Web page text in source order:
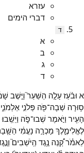
עזרא
דברי הימים
ד
א
ב
ג
ד
א וּבֹ֨עַזעָלָ֣ה הַשַּׁעַר֮ וַיֵּ֣שֶׁב
ס֥וּרָה שְׁבָה־פֹּ֖ה פְּלֹנִ֣י אַלְמֹנִ֑י
הָעִ֖יר וַיֹּ֣אמֶר שְׁבוּ־פֹ֑ה וַיֵּשֵֽׁבוּ׃
לֶאֱלִימֶ֑לֶךְ מָכְרָ֣ה נָעֳמִ֔י
לֵאמֹ֗רקְ֠נֵה נֶ֥גֶד הַֽיֹּשְׁבִים֮